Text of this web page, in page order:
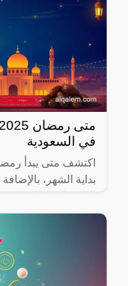
في السعودية
بداية الشهر، بالإضافة